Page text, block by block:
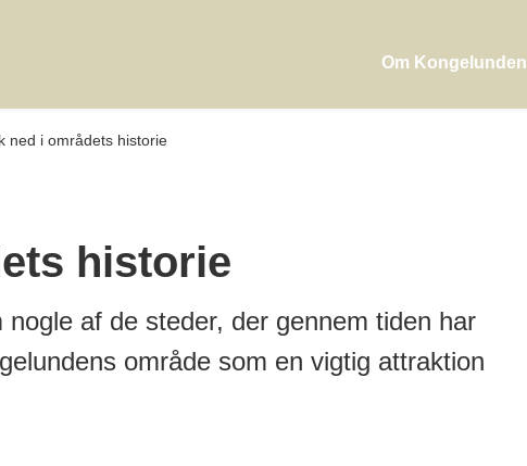
Om Kongelunden
ned i områdets historie
historie
af de steder, der gennem tiden har
område som en vigtig attraktion